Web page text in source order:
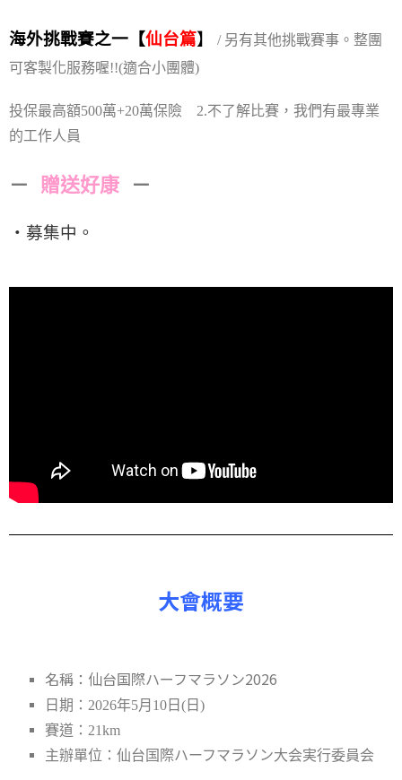
海外挑戰賽之一【仙台篇】
/ 另有其他挑戰賽事。整團
可客製化服務喔!!(適合小團體)
投保最高額500萬+20萬保險 2.不了解比賽，我們有最專業
的工作人員
－ 贈送好康 －
・募集中。
大會概要
名稱：仙台国際ハーフマラソン2026
日期：2026年5月10日(日)
賽道：21km
主辦單位： 仙台国際ハーフマラソン大会実行委員会